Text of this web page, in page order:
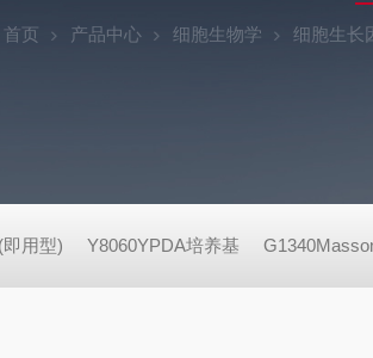
首页 产品中心 细胞生物学 细胞生长
用型) Y8060YPDA培养基